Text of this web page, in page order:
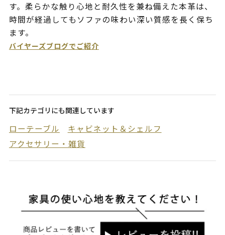
す。柔らかな触り心地と耐久性を兼ね備えた本革は、
時間が経過してもソファの味わい深い質感を長く保ち
ます。
バイヤーズブログでご紹介
下記カテゴリにも関連しています
ローテーブル
キャビネット＆シェルフ
アクセサリー・雑貨